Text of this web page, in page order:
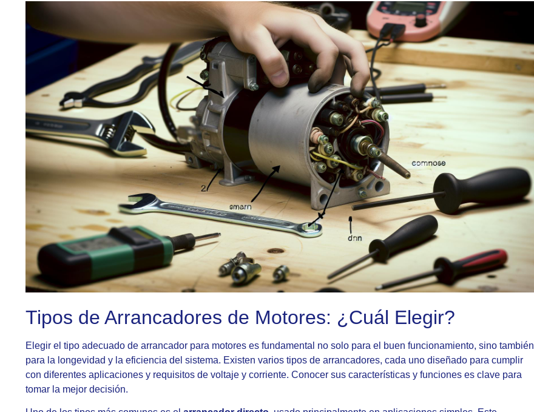
Tipos de Arrancadores de Motores: ¿Cuál Elegir?
Elegir el tipo adecuado de arrancador para motores es fundamental no solo para el buen funcionamiento, sino también
para la longevidad y la eficiencia del sistema. Existen varios tipos de arrancadores, cada uno diseñado para cumplir
con diferentes aplicaciones y requisitos de voltaje y corriente. Conocer sus características y funciones es clave para
tomar la mejor decisión.